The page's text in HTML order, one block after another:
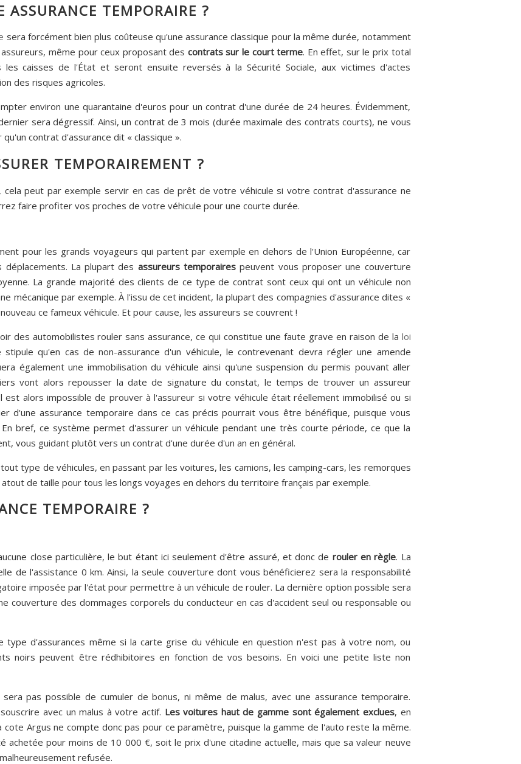
TEMPORAIRE ?
sera forcément bien plus coûteuse qu'une assurance classique pour la même durée, notamment
même pour ceux proposant des contrats sur le court terme. En effet, sur le prix total
caisses de l'État et seront ensuite reversés à la Sécurité Sociale, aux victimes d'actes
des risques agricoles.
environ une quarantaine d'euros pour un contrat d'une durée de 24 heures. Évidemment,
sera dégressif. Ainsi, un contrat de 3 mois (durée maximale des contrats courts), ne vous
contrat d'assurance dit « classique ».
TEMPORAIREMENT ?
peut par exemple servir en cas de prêt de votre véhicule si votre contrat d'assurance ne
faire profiter vos proches de votre véhicule pour une courte durée.
pour les grands voyageurs qui partent par exemple en dehors de l'Union Européenne, car
La plupart des assureurs temporaires peuvent vous proposer une couverture
La grande majorité des clients de ce type de contrat sont ceux qui ont un véhicule non
mécanique par exemple. À l'issu de cet incident, la plupart des compagnies d'assurance dites «
ce fameux véhicule. Et pour cause, les assureurs se couvrent !
des automobilistes rouler sans assurance, ce qui constitue une faute grave en raison de la loi
qu'en cas de non-assurance d'un véhicule, le contrevenant devra régler une amende
également une immobilisation du véhicule ainsi qu'une suspension du permis pouvant aller
vont alors repousser la date de signature du constat, le temps de trouver un assureur
alors impossible de prouver à l'assureur si votre véhicule était réellement immobilisé ou si
d'une assurance temporaire dans ce cas précis pourrait vous être bénéfique, puisque vous
bref, ce système permet d'assurer un véhicule pendant une très courte période, ce que la
vous guidant plutôt vers un contrat d'une durée d'un an en général.
type de véhicules, en passant par les voitures, les camions, les camping-cars, les remorques
de taille pour tous les longs voyages en dehors du territoire français par exemple.
TEMPORAIRE ?
close particulière, le but étant ici seulement d'être assuré, et donc de rouler en règle. La
de l'assistance 0 km. Ainsi, la seule couverture dont vous bénéficierez sera la responsabilité
imposée par l'état pour permettre à un véhicule de rouler. La dernière option possible sera
couverture des dommages corporels du conducteur en cas d'accident seul ou responsable ou
type d'assurances même si la carte grise du véhicule en question n'est pas à votre nom, ou
noirs peuvent être rédhibitoires en fonction de vos besoins. En voici une petite liste non
pas possible de cumuler de bonus, ni même de malus, avec une assurance temporaire.
avec un malus à votre actif. Les voitures haut de gamme sont également exclues, en
Argus ne compte donc pas pour ce paramètre, puisque la gamme de l'auto reste la même.
achetée pour moins de 10 000 €, soit le prix d'une citadine actuelle, mais que sa valeur neuve
refusée.